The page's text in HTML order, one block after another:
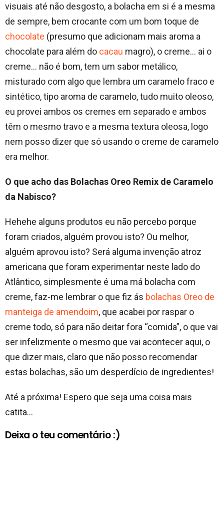
visuais até não desgosto, a bolacha em si é a mesma
de sempre, bem crocante com um bom toque de
chocolate (presumo que adicionam mais aroma a
chocolate para além do cacau magro), o creme… ai o
creme… não é bom, tem um sabor metálico,
misturado com algo que lembra um caramelo fraco e
sintético, tipo aroma de caramelo, tudo muito oleoso,
eu provei ambos os cremes em separado e ambos
têm o mesmo travo e a mesma textura oleosa, logo
nem posso dizer que só usando o creme de caramelo
era melhor.
O que acho das Bolachas Oreo Remix de Caramelo
da Nabisco?
Hehehe alguns produtos eu não percebo porque
foram criados, alguém provou isto? Ou melhor,
alguém aprovou isto? Será alguma invenção atroz
americana que foram experimentar neste lado do
Atlântico, simplesmente é uma má bolacha com
creme, faz-me lembrar o que fiz ás bolachas Oreo de
manteiga de amendoim, que acabei por raspar o
creme todo, só para não deitar fora “comida”, o que vai
ser infelizmente o mesmo que vai acontecer aqui, o
que dizer mais, claro que não posso recomendar
estas bolachas, são um desperdício de ingredientes!
Até a próxima! Espero que seja uma coisa mais
catita…
Deixa o teu comentário :)